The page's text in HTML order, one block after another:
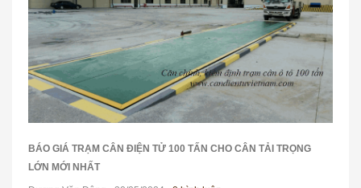
BÁO GIÁ TRẠM CÂN ĐIỆN TỬ 100 TẤN CHO CÂN TẢI TRỌNG
LỚN MỚI NHẤT